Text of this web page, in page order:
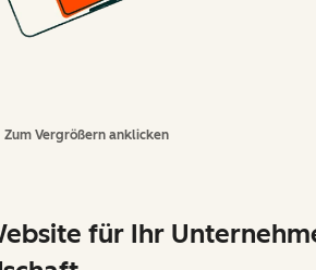
Zum Vergrößern anklicken
für Ihr